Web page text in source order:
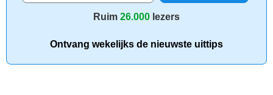
Ruim 26.000 lezers
Ontvang wekelijks de nieuwste uittips